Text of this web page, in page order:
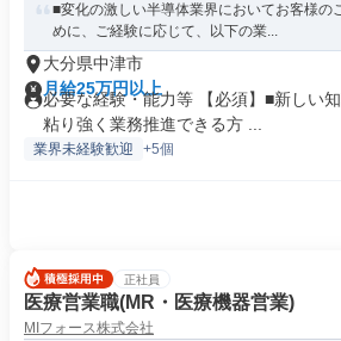
■変化の激しい半導体業界においてお客様の
めに、ご経験に応じて、以下の業...
大分県中津市
月給25万円以上
必要な経験・能力等 【必須】■新しい
粘り強く業務推進できる方 ...
業界未経験歓迎 +5個
正社員
医療営業職(MR・医療機器営業)
MIフォース株式会社